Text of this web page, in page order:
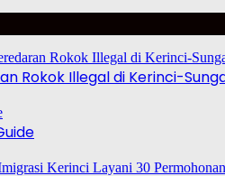
Rokok Illegal di Kerinci-